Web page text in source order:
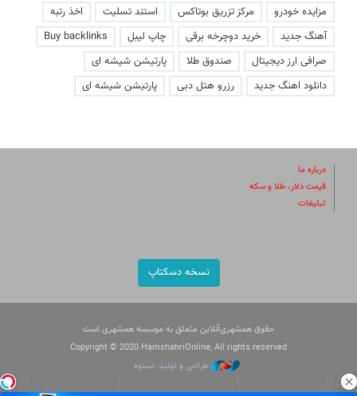
مزایده خودرو
مرکز تزریق بوتاکس استند تسلیت
اخذ رتبه
آهنگ جدید
خرید دوچرخه برقی چاپ لیبل
Buy backlinks
صرافی ارز دیجیتال
صندوق طلا
پارتیشن شیشه ای
دانلود اهنگ جدید
رزرو هتل دبی پارتیشن شیشه ای
درباره ما
قیمت دلار، طلا و سکه
تبلیغات
نسخه دسکتاپ
حقوق همشهری‌آنلاین متعلق به موسسه همشهری است
Copyright © 2020 HamshahriOnline, All rights reserved
طراحی و تولید: نستوه